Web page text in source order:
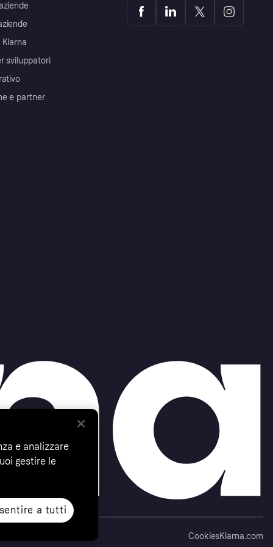
sviluppatori
e partner
CookiesKlarna.com
e analizzare
gestire le
a tutti